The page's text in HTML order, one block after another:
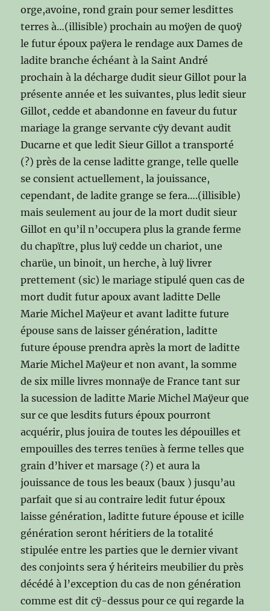
orge,avoine, rond grain pour semer lesdittes
terres à…(illisible) prochain au moÿen de quoÿ
le futur époux paÿera le rendage aux Dames de
ladite branche échéant à la Saint André
prochain à la décharge dudit sieur Gillot pour la
présente année et les suivantes, plus ledit sieur
Gillot, cedde et abandonne en faveur du futur
mariage la grange servante cÿy devant audit
Ducarne et que ledit Sieur Gillot a transporté
(?) près de la cense laditte grange, telle quelle
se consient actuellement, la jouissance,
cependant, de ladite grange se fera….(illisible)
mais seulement au jour de la mort dudit sieur
Gillot en qu’il n’occupera plus la grande ferme
du chapïtre, plus luÿ cedde un chariot, une
charüe, un binoit, un herche, à luÿ livrer
prettement (sic) le mariage stipulé quen cas de
mort dudit futur apoux avant laditte Delle
Marie Michel Maÿeur et avant laditte future
épouse sans de laisser génération, laditte
future épouse prendra après la mort de laditte
Marie Michel Maÿeur et non avant, la somme
de six mille livres monnaÿe de France tant sur
la sucession de laditte Marie Michel Maÿeur que
sur ce que lesdits futurs époux pourront
acquérir, plus jouira de toutes les dépouilles et
empouilles des terres tenües à ferme telles que
grain d’hiver et marsage (?) et aura la
jouissance de tous les beaux (baux ) jusqu’au
parfait que si au contraire ledit futur époux
laisse génération, laditte future épouse et icille
génération seront héritiers de la totalité
stipulée entre les parties que le dernier vivant
des conjoints sera ý hériteirs meubilier du près
décédé à l’exception du cas de non génération
comme est dit cÿ-dessus pour ce qui regarde la